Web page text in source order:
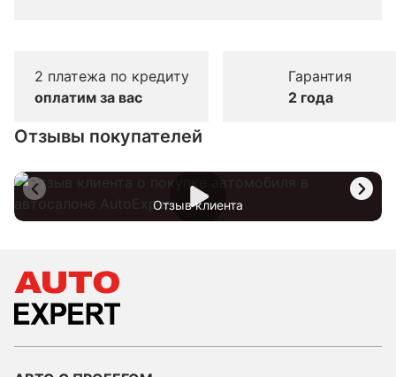
2 платежа по кредиту
оплатим за вас
Гарантия
2 года
Отзывы покупателей
Отзыв клиента